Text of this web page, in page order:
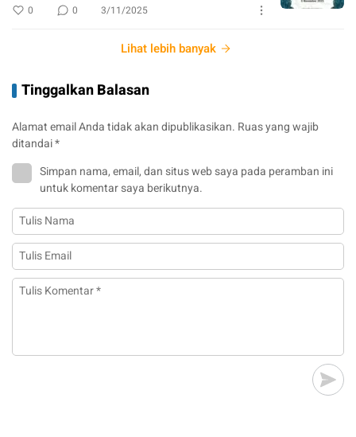
0 0 3/11/2025
Lihat lebih banyak
Tinggalkan Balasan
Alamat email Anda tidak akan dipublikasikan. Ruas yang wajib
ditandai*
Simpan nama, email, dan situs web saya pada peramban ini
untuk komentar saya berikutnya.